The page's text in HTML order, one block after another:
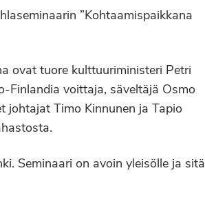
”Kohtaamispaikkana
ovat tuore kulttuuriministeri Petri
Finlandia voittaja, säveltäjä Osmo
johtajat Timo Kinnunen ja Tapio
Seminaari on avoin yleisölle ja sitä